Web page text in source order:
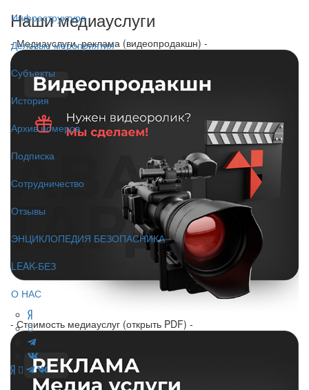
Инфраструктура
Деловые мероприятия
Субъекты
История
Архив номеров
Подписка
Сотрудничество
Отзывы
ЭНЦИКЛОПЕДИЯ БЕЗОПАСНИКА
LEAK-БЕЗ
О НАС
Наши медиауслуги
- Медиауслуги, реклама (видеопродакшн) -
- Стоимость медиауслуг (открыть PDF) -